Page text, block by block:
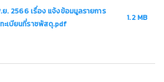
. 2566 เรื่อง แจ้งข้อมมูลรายการ
ะเบียนที่ราชพัสดุ.pdf
1.2 MB